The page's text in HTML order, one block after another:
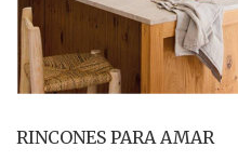
RINCONES PARA AMAR